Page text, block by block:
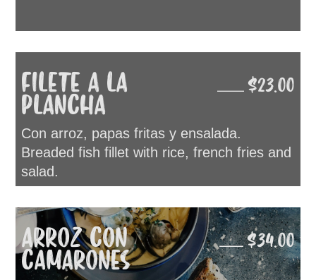
FILETE A LA
PLANCHA
$23.00
Con arroz, papas fritas y ensalada.
Breaded fish fillet with rice, french fries and
salad.
ARROZ CON
CAMARONES
$34.00